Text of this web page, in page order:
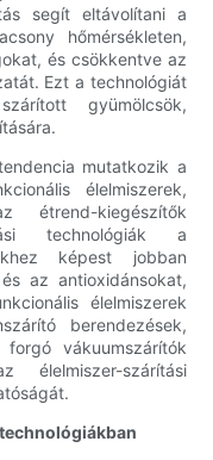
segít eltávolítani a
hőmérsékleten,
és csökkentve az
Ezt a technológiát
gyümölcsök,
mutatkozik a
élelmiszerek,
kiegészítők
technológiák a
képest jobban
az antioxidánsokat,
élelmiszerek
berendezések,
vákuumszárítók
szárítási